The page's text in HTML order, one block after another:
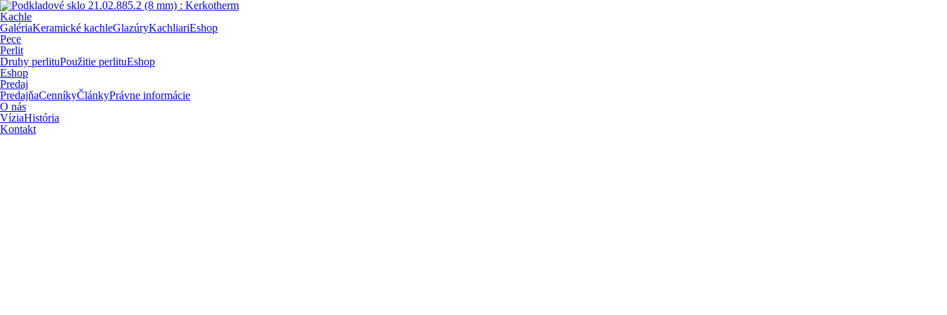
Kachle
GalériaKeramické kachleGlazúryKachliariEshop
Pece
Perlit
Druhy perlituPoužitie perlituEshop
Eshop
Predaj
PredajňaCenníkyČlánkyPrávne informácie
O nás
VíziaHistória
Kontakt